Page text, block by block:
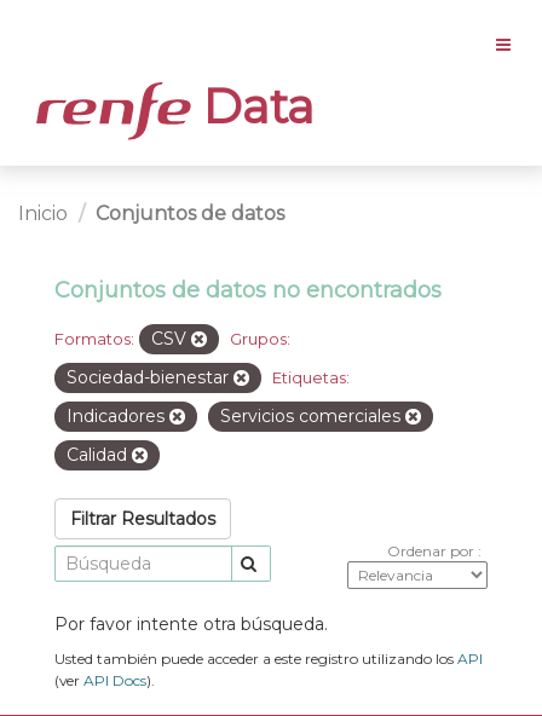
Data
Inicio Conjuntos de datos
Conjuntos de datos no encontrados
Formatos: CSV Grupos:
Sociedad-bienestar Etiquetas:
Indicadores
Servicios comerciales
Calidad
Filtrar Resultados
Ordenar por
Por favor intente otra búsqueda.
Usted también puede acceder a este registro utilizando los API
(ver API Docs).